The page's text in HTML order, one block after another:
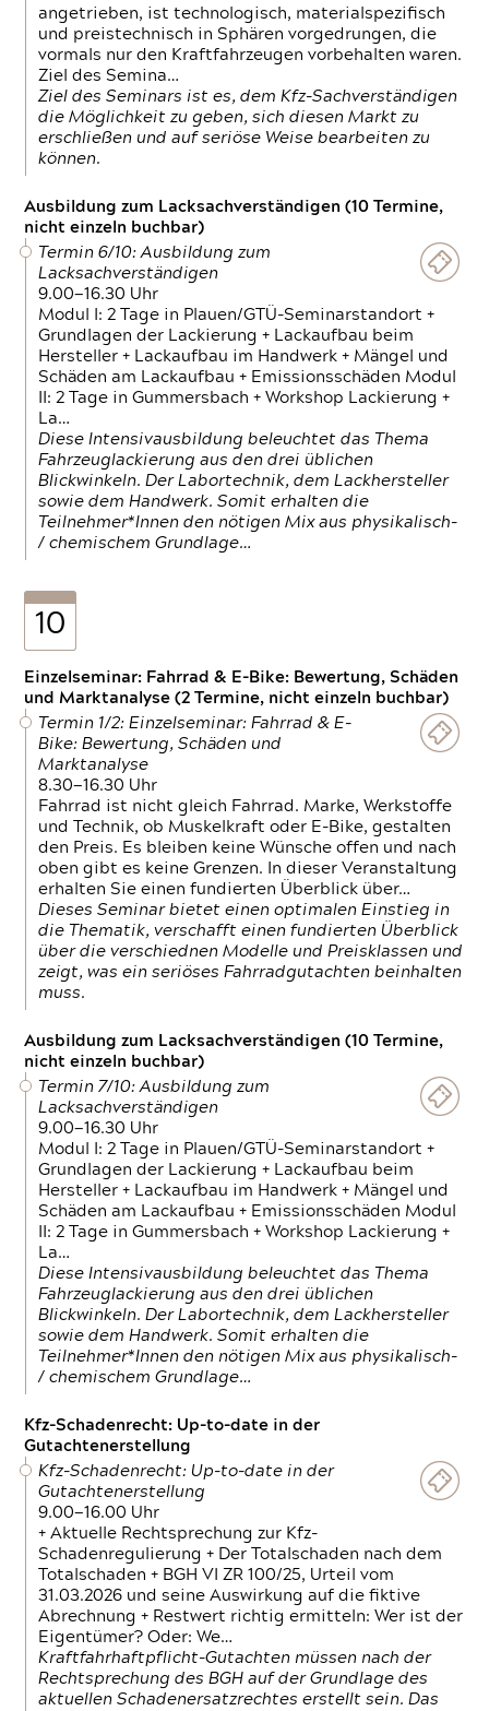
angetrieben, ist technologisch, materialspezifisch
und preistechnisch in Sphären vorgedrungen, die
vormals nur den Kraftfahrzeugen vorbehalten waren.
Ziel des Semina…
Ziel des Seminars ist es, dem Kfz-Sachverständigen
die Möglichkeit zu geben, sich diesen Markt zu
erschließen und auf seriöse Weise bearbeiten zu
können.
Ausbildung zum Lacksachverständigen (10 Termine,
nicht einzeln buchbar)
Termin 6/10: Ausbildung zum
Lacksachverständigen
9.00—16.30 Uhr
Modul I: 2 Tage in Plauen/GTÜ-Seminarstandort +
Grundlagen der Lackierung + Lackaufbau beim
Hersteller + Lackaufbau im Handwerk + Mängel und
Schäden am Lackaufbau + Emissionsschäden Modul
II: 2 Tage in Gummersbach + Workshop Lackierung +
La…
Diese Intensivausbildung beleuchtet das Thema
Fahrzeuglackierung aus den drei üblichen
Blickwinkeln. Der Labortechnik, dem Lackhersteller
sowie dem Handwerk. Somit erhalten die
Teilnehmer*Innen den nötigen Mix aus physikalisch-
/ chemischem Grundlage…
10
Einzelseminar: Fahrrad & E-Bike: Bewertung, Schäden
und Marktanalyse (2 Termine, nicht einzeln buchbar)
Termin 1/2: Einzelseminar: Fahrrad & E-
Bike: Bewertung, Schäden und
Marktanalyse
8.30—16.30 Uhr
Fahrrad ist nicht gleich Fahrrad. Marke, Werkstoffe
und Technik, ob Muskelkraft oder E-Bike, gestalten
den Preis. Es bleiben keine Wünsche offen und nach
oben gibt es keine Grenzen. In dieser Veranstaltung
erhalten Sie einen fundierten Überblick über…
Dieses Seminar bietet einen optimalen Einstieg in
die Thematik, verschafft einen fundierten Überblick
über die verschiednen Modelle und Preisklassen und
zeigt, was ein seriöses Fahrradgutachten beinhalten
muss.
Ausbildung zum Lacksachverständigen (10 Termine,
nicht einzeln buchbar)
Termin 7/10: Ausbildung zum
Lacksachverständigen
9.00—16.30 Uhr
Modul I: 2 Tage in Plauen/GTÜ-Seminarstandort +
Grundlagen der Lackierung + Lackaufbau beim
Hersteller + Lackaufbau im Handwerk + Mängel und
Schäden am Lackaufbau + Emissionsschäden Modul
II: 2 Tage in Gummersbach + Workshop Lackierung +
La…
Diese Intensivausbildung beleuchtet das Thema
Fahrzeuglackierung aus den drei üblichen
Blickwinkeln. Der Labortechnik, dem Lackhersteller
sowie dem Handwerk. Somit erhalten die
Teilnehmer*Innen den nötigen Mix aus physikalisch-
/ chemischem Grundlage…
Kfz-Schadenrecht: Up-to-date in der
Gutachtenerstellung
Kfz-Schadenrecht: Up-to-date in der
Gutachtenerstellung
9.00—16.00 Uhr
+ Aktuelle Rechtsprechung zur Kfz-
Schadenregulierung + Der Totalschaden nach dem
Totalschaden + BGH VI ZR 100/25, Urteil vom
31.03.2026 und seine Auswirkung auf die fiktive
Abrechnung + Restwert richtig ermitteln: Wer ist der
Eigentümer? Oder: We…
Kraftfahrhaftpflicht-Gutachten müssen nach der
Rechtsprechung des BGH auf der Grundlage des
aktuellen Schadenersatzrechtes erstellt sein. Das